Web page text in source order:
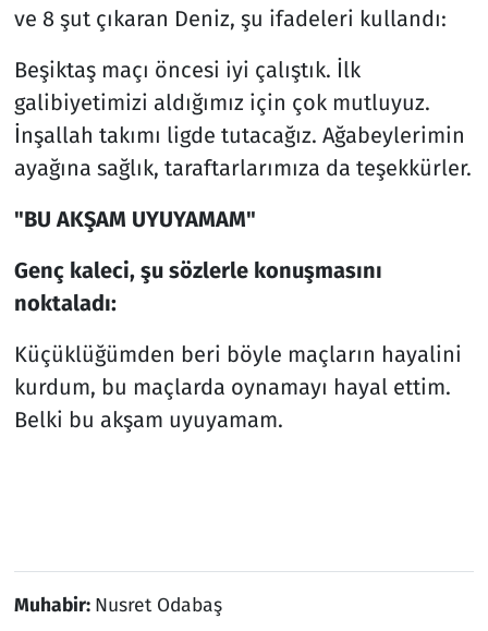
ve 8 şut çıkaran Deniz, şu ifadeleri kullandı:
Beşiktaş maçı öncesi iyi çalıştık. İlk
galibiyetimizi aldığımız için çok mutluyuz.
İnşallah takımı ligde tutacağız. Ağabeylerimin
ayağına sağlık, taraftarlarımıza da teşekkürler.
"BU AKŞAM UYUYAMAM"
Genç kaleci, şu sözlerle konuşmasını
noktaladı:
Küçüklüğümden beri böyle maçların hayalini
kurdum, bu maçlarda oynamayı hayal ettim.
Belki bu akşam uyuyamam.
Muhabir: Nusret Odabaş